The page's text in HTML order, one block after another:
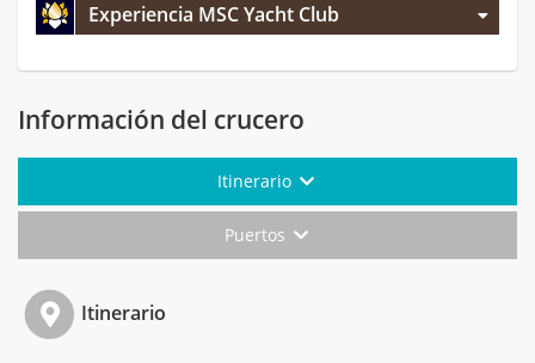
Experiencia MSC Yacht Club
Información del crucero
Itinerario
Puertos
Itinerario